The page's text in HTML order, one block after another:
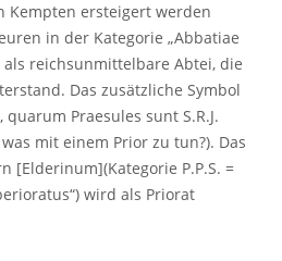
Kempten ersteigert werden
in der Kategorie „Abbatiae
als reichsunmittelbare Abtei, die
Das zusätzliche Symbol
Praesules sunt S.R.J.
mit einem Prior zu tun?). Das
[Elderinum](Kategorie P.P.S. =
wird als Priorat